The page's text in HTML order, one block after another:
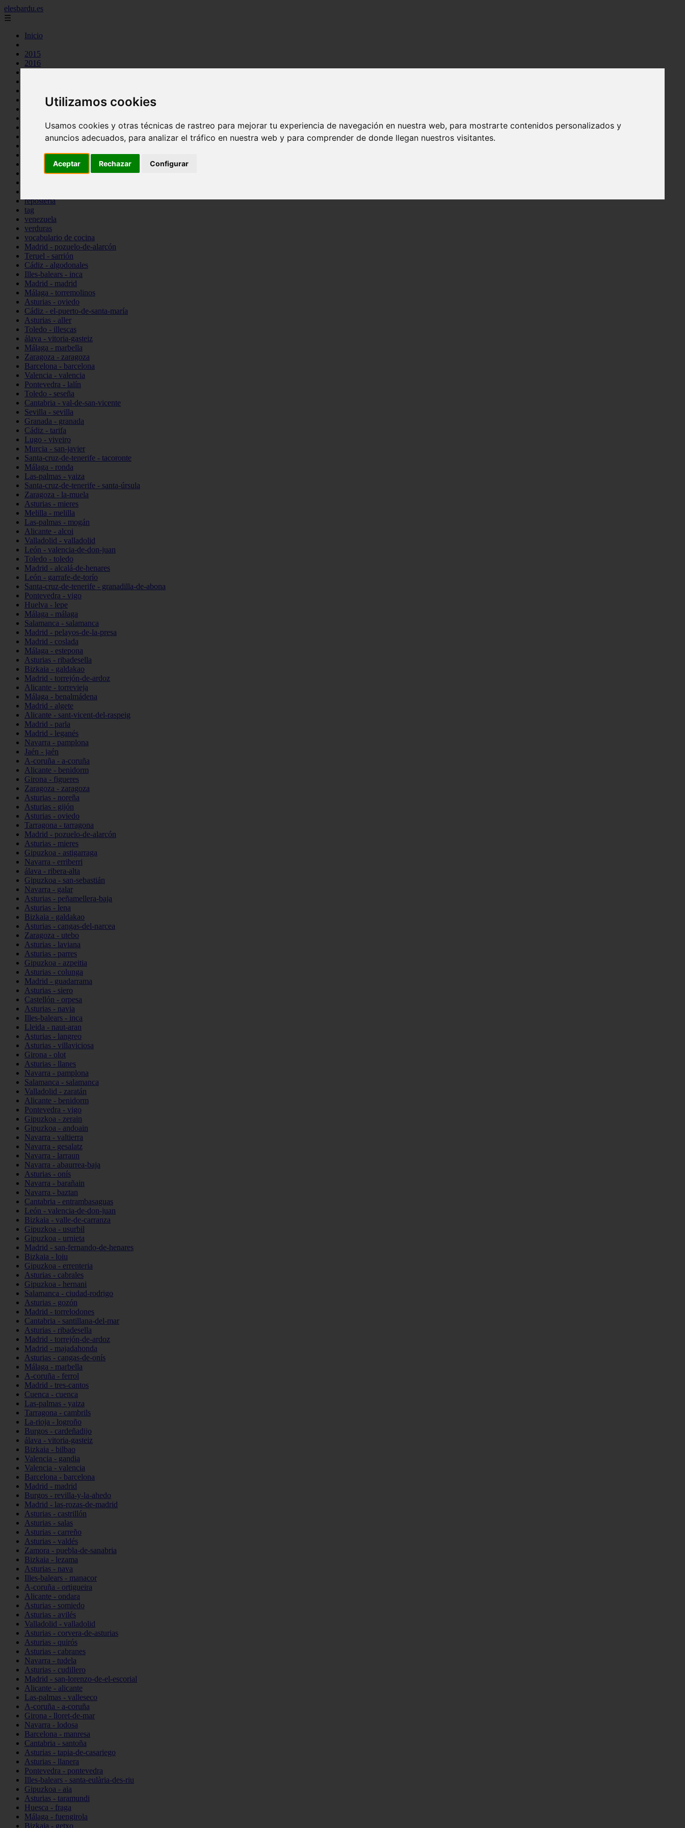
Utilizamos cookies
Usamos cookies y otras técnicas de rastreo para mejorar tu experiencia de navegación en nuestra web, para mostrarte contenidos personalizados y
anuncios adecuados, para analizar el tráfico en nuestra web y para comprender de donde llegan nuestros visitantes.
Aceptar Rechazar Configurar
elesbardu.es
☰
Inicio
2015
2016
cocina casera
espana
huevos
pescado
reposteria
tag
venezuela
verduras
vocabulario de cocina
Madrid - pozuelo-de-alarcón
Teruel - sarrión
Cádiz - algodonales
Illes-balears - inca
Madrid - madrid
Málaga - torremolinos
Asturias - oviedo
Cádiz - el-puerto-de-santa-maría
Asturias - aller
Toledo - illescas
álava - vitoria-gasteiz
Málaga - marbella
Zaragoza - zaragoza
Barcelona - barcelona
Valencia - valencia
Pontevedra - lalín
Toledo - seseña
Cantabria - val-de-san-vicente
Sevilla - sevilla
Granada - granada
Cádiz - tarifa
Lugo - viveiro
Murcia - san-javier
Santa-cruz-de-tenerife - tacoronte
Málaga - ronda
Las-palmas - yaiza
Santa-cruz-de-tenerife - santa-úrsula
Zaragoza - la-muela
Asturias - mieres
Melilla - melilla
Las-palmas - mogán
Alicante - alcoi
Valladolid - valladolid
León - valencia-de-don-juan
Toledo - toledo
Madrid - alcalá-de-henares
León - garrafe-de-torío
Santa-cruz-de-tenerife - granadilla-de-abona
Pontevedra - vigo
Huelva - lepe
Málaga - málaga
Salamanca - salamanca
Madrid - pelayos-de-la-presa
Madrid - coslada
Málaga - estepona
Asturias - ribadesella
Bizkaia - galdakao
Madrid - torrejón-de-ardoz
Alicante - torrevieja
Málaga - benalmádena
Madrid - algete
Alicante - sant-vicent-del-raspeig
Madrid - parla
Madrid - leganés
Navarra - pamplona
Jaén - jaén
A-coruña - a-coruña
Alicante - benidorm
Girona - figueres
Zaragoza - zaragoza
Asturias - noreña
Asturias - gijón
Asturias - oviedo
Tarragona - tarragona
Madrid - pozuelo-de-alarcón
Asturias - mieres
Gipuzkoa - astigarraga
Navarra - erriberri
álava - ribera-alta
Gipuzkoa - san-sebastián
Navarra - galar
Asturias - peñamellera-baja
Asturias - lena
Bizkaia - galdakao
Asturias - cangas-del-narcea
Zaragoza - utebo
Asturias - laviana
Asturias - parres
Gipuzkoa - azpeitia
Asturias - colunga
Madrid - guadarrama
Asturias - siero
Castellón - orpesa
Asturias - navia
Illes-balears - inca
Lleida - naut-aran
Asturias - langreo
Asturias - villaviciosa
Girona - olot
Asturias - llanes
Navarra - pamplona
Salamanca - salamanca
Valladolid - zaratán
Alicante - benidorm
Pontevedra - vigo
Gipuzkoa - zerain
Gipuzkoa - andoain
Navarra - valtierra
Navarra - gesalatz
Navarra - larraun
Navarra - abaurrea-baja
Asturias - onís
Navarra - barañain
Navarra - baztan
Cantabria - entrambasaguas
León - valencia-de-don-juan
Bizkaia - valle-de-carranza
Gipuzkoa - usurbil
Gipuzkoa - urnieta
Madrid - san-fernando-de-henares
Bizkaia - loiu
Gipuzkoa - errenteria
Asturias - cabrales
Gipuzkoa - hernani
Salamanca - ciudad-rodrigo
Asturias - gozón
Madrid - torrelodones
Cantabria - santillana-del-mar
Asturias - ribadesella
Madrid - torrejón-de-ardoz
Madrid - majadahonda
Asturias - cangas-de-onís
Málaga - marbella
A-coruña - ferrol
Madrid - tres-cantos
Cuenca - cuenca
Las-palmas - yaiza
Tarragona - cambrils
La-rioja - logroño
Burgos - cardeñadijo
álava - vitoria-gasteiz
Bizkaia - bilbao
Valencia - gandia
Valencia - valencia
Barcelona - barcelona
Madrid - madrid
Burgos - revilla-y-la-ahedo
Madrid - las-rozas-de-madrid
Asturias - castrillón
Asturias - salas
Asturias - carreño
Asturias - valdés
Zamora - puebla-de-sanabria
Bizkaia - lezama
Asturias - nava
Illes-balears - manacor
A-coruña - ortigueira
Alicante - ondara
Asturias - somiedo
Asturias - avilés
Valladolid - valladolid
Asturias - corvera-de-asturias
Asturias - quirós
Asturias - cabranes
Navarra - tudela
Asturias - cudillero
Madrid - san-lorenzo-de-el-escorial
Alicante - alicante
Las-palmas - valleseco
A-coruña - a-coruña
Girona - lloret-de-mar
Navarra - lodosa
Barcelona - manresa
Cantabria - santoña
Asturias - tapia-de-casariego
Asturias - llanera
Pontevedra - pontevedra
Illes-balears - santa-eulària-des-riu
Gipuzkoa - aia
Asturias - taramundi
Huesca - fraga
Málaga - fuengirola
Bizkaia - getxo